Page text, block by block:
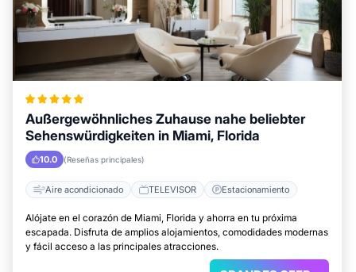
Außergewöhnliches Zuhause nahe beliebter
Sehenswürdigkeiten in Miami, Florida
10.0 (Reseñas principales)
Aire acondicionado TELEVISOR Estacionamiento
Alójate en el corazón de Miami, Florida y ahorra en tu próxima
escapada. Disfruta de amplios alojamientos, comodidades modernas
y fácil acceso a las principales atracciones.